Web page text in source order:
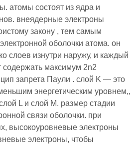
атомы состоят из ядра и
внеядерные электроны
закону , тем самым
оболочки атома. он
слоев изнутри наружу, и каждый
содержать максимум 2n2
запрета Паули . слой K — это
энергетическим уровнем,,
L и слой M. размер стадии
связи оболочки. при
высокоуровневые электроны
электроны, чтобы